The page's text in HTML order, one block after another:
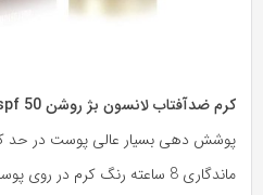
کرم ضدآفتاب لانسون بژ روشن spf 50
پوشش دهی بسیار عالی پوست در حد کرم
ماندگاری 8 ساعته رنگ کرم در روی پوست